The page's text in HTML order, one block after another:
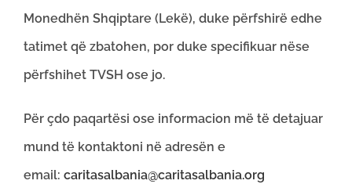
Monedhën Shqiptare (Lekë), duke përfshirë edhe
tatimet që zbatohen, por duke specifikuar nëse
përfshihet TVSH ose jo.
Për çdo paqartësi ose informacion më të detajuar
mund të kontaktoni në adresën e
email: caritasalbania@caritasalbania.org